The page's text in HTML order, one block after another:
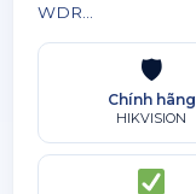
WDR...
🛡
Chính hãng
HIKVISION